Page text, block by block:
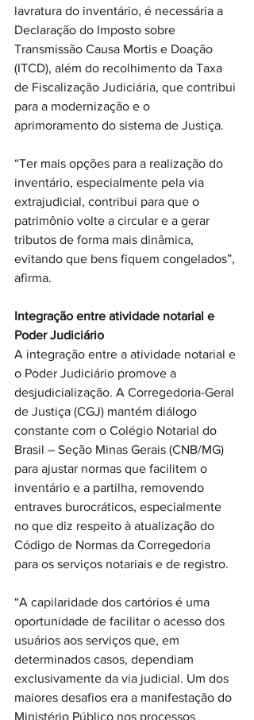
lavratura do inventário, é necessária a
Declaração do Imposto sobre
Transmissão Causa Mortis e Doação
(ITCD), além do recolhimento da Taxa
de Fiscalização Judiciária, que contribui
para a modernização e o
aprimoramento do sistema de Justiça.
“Ter mais opções para a realização do
inventário, especialmente pela via
extrajudicial, contribui para que o
patrimônio volte a circular e a gerar
tributos de forma mais dinâmica,
evitando que bens fiquem congelados”,
afirma.
Integração entre atividade notarial e
Poder Judiciário
A integração entre a atividade notarial e
o Poder Judiciário promove a
desjudicialização. A Corregedoria-Geral
de Justiça (CGJ) mantém diálogo
constante com o Colégio Notarial do
Brasil – Seção Minas Gerais (CNB/MG)
para ajustar normas que facilitem o
inventário e a partilha, removendo
entraves burocráticos, especialmente
no que diz respeito à atualização do
Código de Normas da Corregedoria
para os serviços notariais e de registro.
“A capilaridade dos cartórios é uma
oportunidade de facilitar o acesso dos
usuários aos serviços que, em
determinados casos, dependiam
exclusivamente da via judicial. Um dos
maiores desafios era a manifestação do
Ministério Público nos processos